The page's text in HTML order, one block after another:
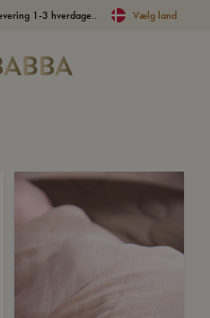
1-3 hverdage.. Vælg land